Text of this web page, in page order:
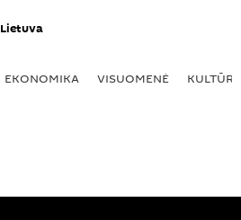
Lietuva
EKONOMIKA VISUOMENĖ KULTŪRA